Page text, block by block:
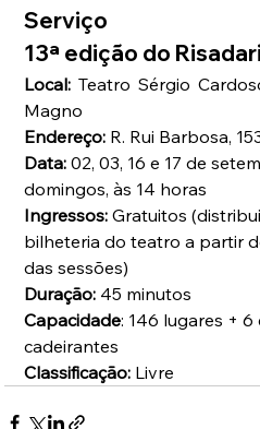
Serviço
13ª edição do
Local: Teatro Sérgio
Magno
Endereço: R. Rui Barbosa,
Data: 02, 03, 16 e 17 de
domingos, às 14 horas
Ingressos: Gratuitos
bilheteria do teatro a partir
das sessões)
Duração: 45 minutos
Capacidade: 146 lugares +
cadeirantes
Classificação: Livre